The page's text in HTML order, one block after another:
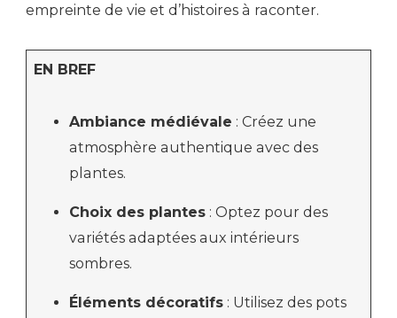
empreinte de vie et d’histoires à raconter.
EN BREF
Ambiance médiévale : Créez une
atmosphère authentique avec des
plantes.
Choix des plantes: Optez pour des
variétés adaptées aux intérieurs
sombres.
Éléments décoratifs: Utilisez des pots